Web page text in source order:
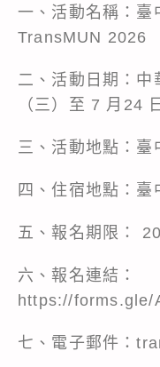
一、活動名稱：臺
TransMUN 2026
二、活動日期：
（三）至 7 月24
三、活動地點：臺
四、住宿地點：臺
五、報名期限：
六、報名連結：
https://forms.gle/
七、電子郵件：